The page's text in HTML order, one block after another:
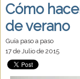
Cómo
de verano
Guía paso a paso
17 de Julio de 2015